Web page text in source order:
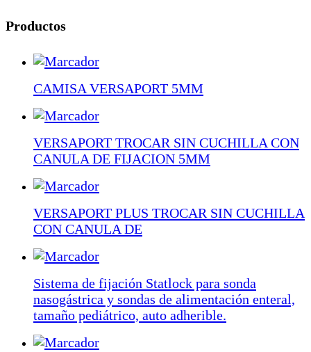
Productos
CAMISA VERSAPORT 5MM
VERSAPORT TROCAR SIN CUCHILLA CON
CANULA DE FIJACION 5MM
VERSAPORT PLUS TROCAR SIN CUCHILLA
CON CANULA DE
Sistema de fijación Statlock para sonda
nasogástrica y sondas de alimentación enteral,
tamaño pediátrico, auto adherible.